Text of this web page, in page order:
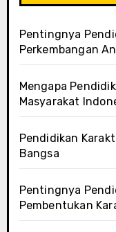
Pentingnya
Perkembangan
Mengapa
Masyarakat
Pendidikan
Bangsa
Pentingnya
Pembentukan